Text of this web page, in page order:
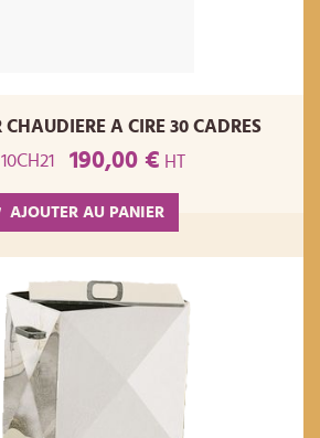
CHAUDIERE A CIRE 30 CADRES
190,00 € HT
AJOUTER AU PANIER